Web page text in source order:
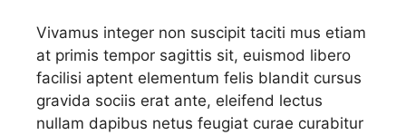
Vivamus integer non suscipit taciti mus etiam
at primis tempor sagittis sit, euismod libero
facilisi aptent elementum felis blandit cursus
gravida sociis erat ante, eleifend lectus
nullam dapibus netus feugiat curae curabitur